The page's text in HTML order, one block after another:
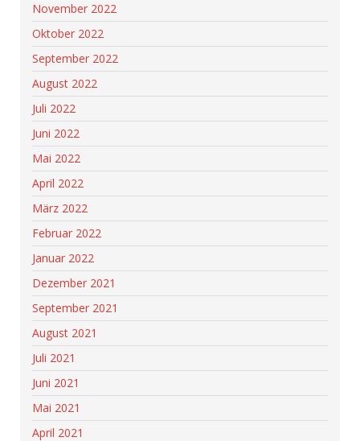
November 2022
Oktober 2022
September 2022
August 2022
Juli 2022
Juni 2022
Mai 2022
April 2022
März 2022
Februar 2022
Januar 2022
Dezember 2021
September 2021
August 2021
Juli 2021
Juni 2021
Mai 2021
April 2021